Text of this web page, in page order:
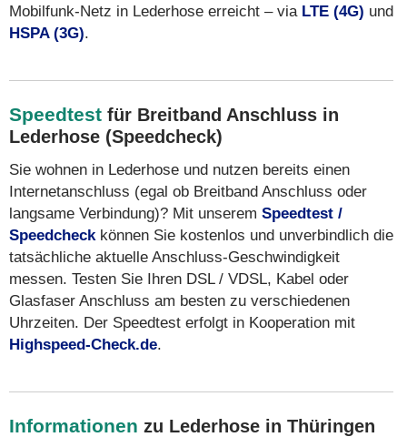
Mobilfunk-Netz in Lederhose erreicht – via LTE (4G) und
HSPA (3G).
Speedtest für Breitband Anschluss in
Lederhose (Speedcheck)
Sie wohnen in Lederhose und nutzen bereits einen
Internetanschluss (egal ob Breitband Anschluss oder
langsame Verbindung)? Mit unserem Speedtest /
Speedcheckkönnen Sie kostenlos und unverbindlich die
tatsächliche aktuelle Anschluss-Geschwindigkeit
messen. Testen Sie Ihren DSL / VDSL, Kabel oder
Glasfaser Anschluss am besten zu verschiedenen
Uhrzeiten. Der Speedtest erfolgt in Kooperation mit
Highspeed-Check.de.
Informationen zu Lederhose in Thüringen